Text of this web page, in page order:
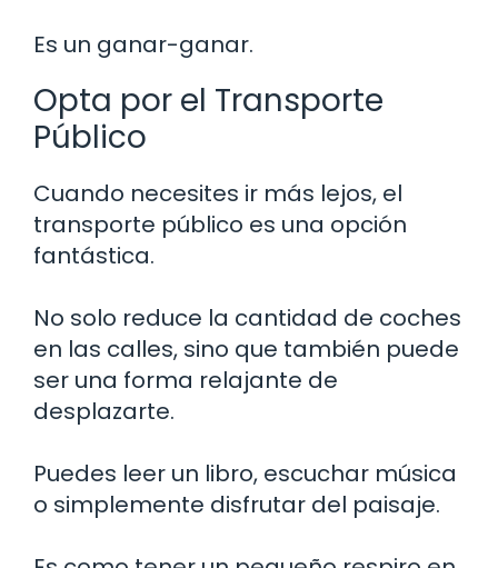
Es un ganar-ganar.
Opta por el Transporte
Público
Cuando necesites ir más lejos, el
transporte público es una opción
fantástica.
No solo reduce la cantidad de coches
en las calles, sino que también puede
ser una forma relajante de
desplazarte.
Puedes leer un libro, escuchar música
o simplemente disfrutar del paisaje.